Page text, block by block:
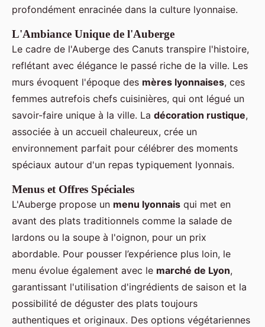
profondément enracinée dans la culture lyonnaise.
L'Ambiance Unique de l'Auberge
Le cadre de l'Auberge des Canuts transpire l'histoire,
reflétant avec élégance le passé riche de la ville. Les
murs évoquent l'époque des mères lyonnaises, ces
femmes autrefois chefs cuisinières, qui ont légué un
savoir-faire unique à la ville. La décoration rustique,
associée à un accueil chaleureux, crée un
environnement parfait pour célébrer des moments
spéciaux autour d'un repas typiquement lyonnais.
Menus et Offres Spéciales
L'Auberge propose un menu lyonnais qui met en
avant des plats traditionnels comme la salade de
lardons ou la soupe à l'oignon, pour un prix
abordable. Pour pousser l’expérience plus loin, le
menu évolue également avec le marché de Lyon,
garantissant l'utilisation d'ingrédients de saison et la
possibilité de déguster des plats toujours
authentiques et originaux. Des options végétariennes